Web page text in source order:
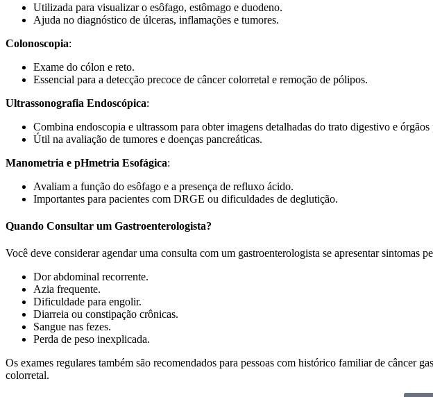
Utilizada para visualizar o esôfago, estômago e duodeno.
Ajuda no diagnóstico de úlceras, inflamações e tumores.
Colonoscopia:
Exame do cólon e reto.
Essencial para a detecção precoce de câncer colorretal e remoção de pólipos.
Ultrassonografia Endoscópica:
Combina endoscopia e ultrassom para obter imagens detalhadas do trato digestivo e
Útil na avaliação de tumores e doenças pancreáticas.
Manometria e pHmetria Esofágica:
Avaliam a função do esôfago e a presença de refluxo ácido.
Importantes para pacientes com DRGE ou dificuldades de deglutição.
Quando Consultar um Gastroenterologista?
Você deve considerar agendar uma consulta com um gastroenterologista se apresentar sintomas
Dor abdominal recorrente.
Azia frequente.
Dificuldade para engolir.
Diarreia ou constipação crônicas.
Sangue nas fezes.
Perda de peso inexplicada.
Os exames regulares também são recomendados para pessoas com histórico familiar de câncer
colorretal.